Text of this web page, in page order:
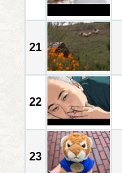
21
22
23